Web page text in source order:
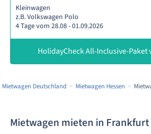
Kleinwagen
z.B. Volkswagen Polo
4 Tage vom 28.08 - 01.09.2026
HolidayCheck All-Inclusive-Paket
Mietwagen Deutschland Mietwagen Hessen
Mietwagen mieten in Frankfurt